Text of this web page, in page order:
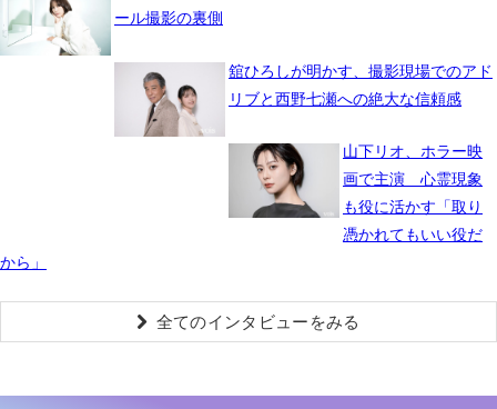
ール撮影の裏側
舘ひろしが明かす、撮影現場でのアド
リブと西野七瀬への絶大な信頼感
山下リオ、ホラー映
画で主演 心霊現象
も役に活かす「取り
憑かれてもいい役だ
から」
全てのインタビューをみる